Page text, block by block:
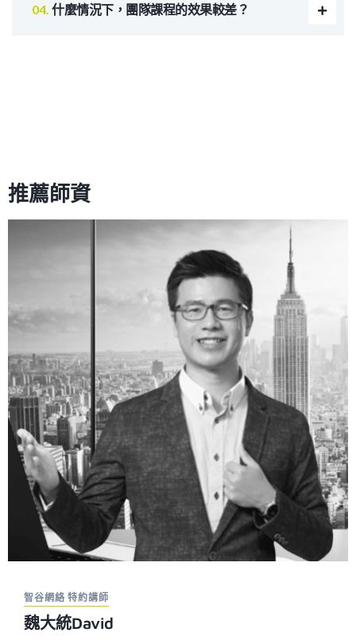
什麼情況下，團隊課程的效果較差？
推薦師資
智谷網絡 特約講師
魏大統David